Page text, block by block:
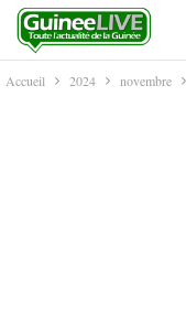
Accueil 2024 novembre